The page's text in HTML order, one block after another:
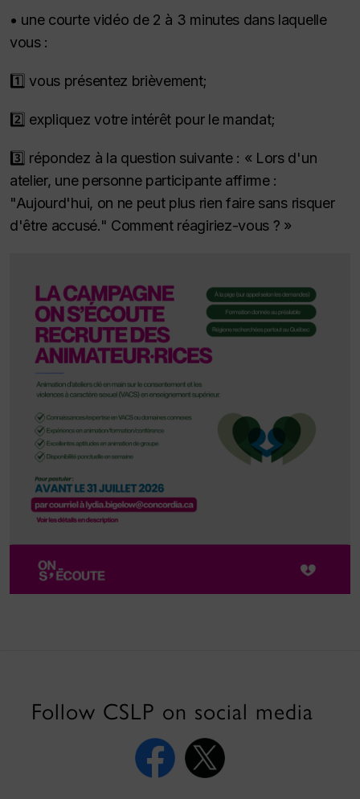
• une courte vidéo de 2 à 3 minutes dans laquelle
vous :
1️⃣ vous présentez brièvement;
2️⃣ expliquez votre intérêt pour le mandat;
3️⃣ répondez à la question suivante : « Lors d'un
atelier, une personne participante affirme :
"Aujourd'hui, on ne peut plus rien faire sans risquer
d'être accusé." Comment réagiriez-vous ? »
Follow CSLP on social media